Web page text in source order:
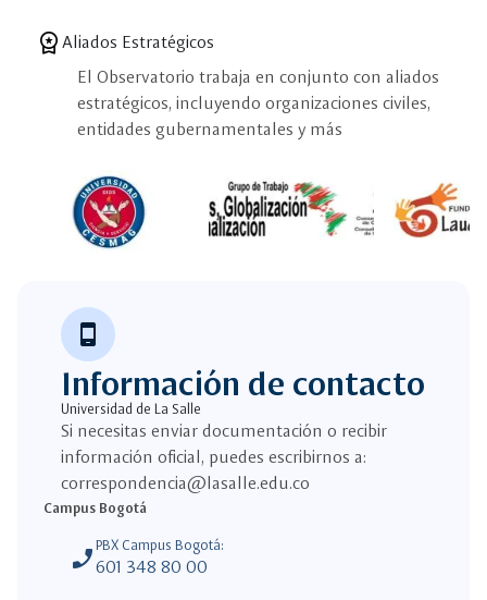
workspace_premium Aliados Estratégicos
El Observatorio trabaja en conjunto con aliados
estratégicos, incluyendo organizaciones civiles,
entidades gubernamentales y más
phone_android
Información de contacto
Universidad de La Salle
Si necesitas enviar documentación o recibir
información oficial, puedes escribirnos a:
correspondencia@lasalle.edu.co
Campus Bogotá
phone_enabled PBX Campus Bogotá:
601 348 80 00